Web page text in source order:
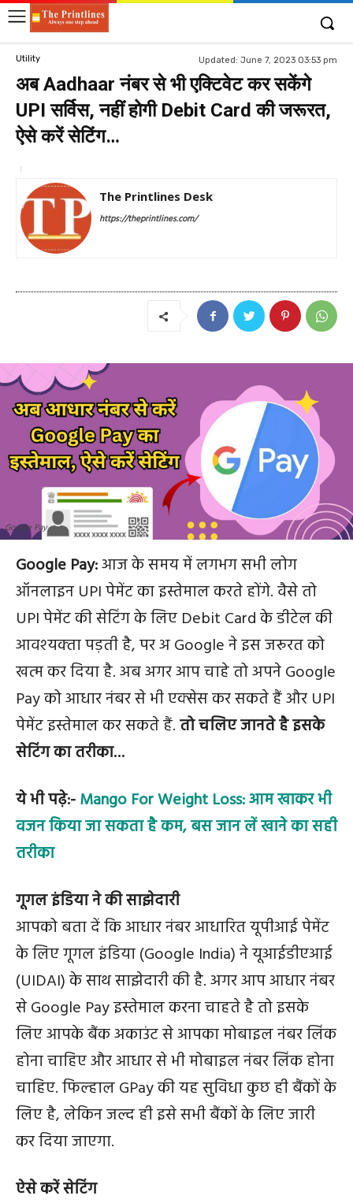
Utility Updated: June 7, 2023 03:53 pm
अब Aadhaar नंबर से भी एक्टिवेट कर सकेंगे
UPI सर्विस, नहीं होगी Debit Card की जरूरत,
ऐसे करें सेटिंग…
The Printlines Desk
https://theprintlines.com/
Google Pay
Google Pay:आज के समय में लगभग सभी लोग
ऑनलाइन UPI पेमेंट का इस्तेमाल करते होंगे. वैसे तो
UPI पेमेंट की सेटिंग के लिए Debit Card के डीटेल की
आवश्‍यक्‍ता पड़ती है, पर अ Google ने इस जरूरत को
खत्म कर दिया है. अब अगर आप चाहे तो अपने Google
Pay को आधार नंबर से भी एक्सेस कर सकते हैं और UPI
पेमेंट इस्तेमाल कर सकते हैं.तो चलिए जानते है इसके
सेटिंग का तरीका…
ये भी पढ़े:-Mango For Weight Loss: आम खाकर भी
वजन किया जा सकता है कम, बस जान लें खाने का सही
तरीका
गूगल इंडिया ने की साझेदारी
आपको बता दें कि आधार नंबर आधारित यूपीआई पेमेंट
के लिए गूगल इंडिया (Google India) ने यूआईडीएआई
(UIDAI) के साथ साझेदारी की है. अगर आप आधार नंबर
से Google Pay इस्तेमाल करना चाहते है तो इसके
लिए आपके बैंक अकाउंट से आपका मोबाइल नंबर लिंक
होना चाहिए और आधार से भी मोबाइल नंबर लिंक होना
चाहिए. फिल्‍हाल GPay की यह सुविधा कुछ ही बैंकों के
लिए है, लेकिन जल्द ही इसे सभी बैंकों के लिए जारी
कर दिया जाएगा.
ऐसे करें सेटिंग